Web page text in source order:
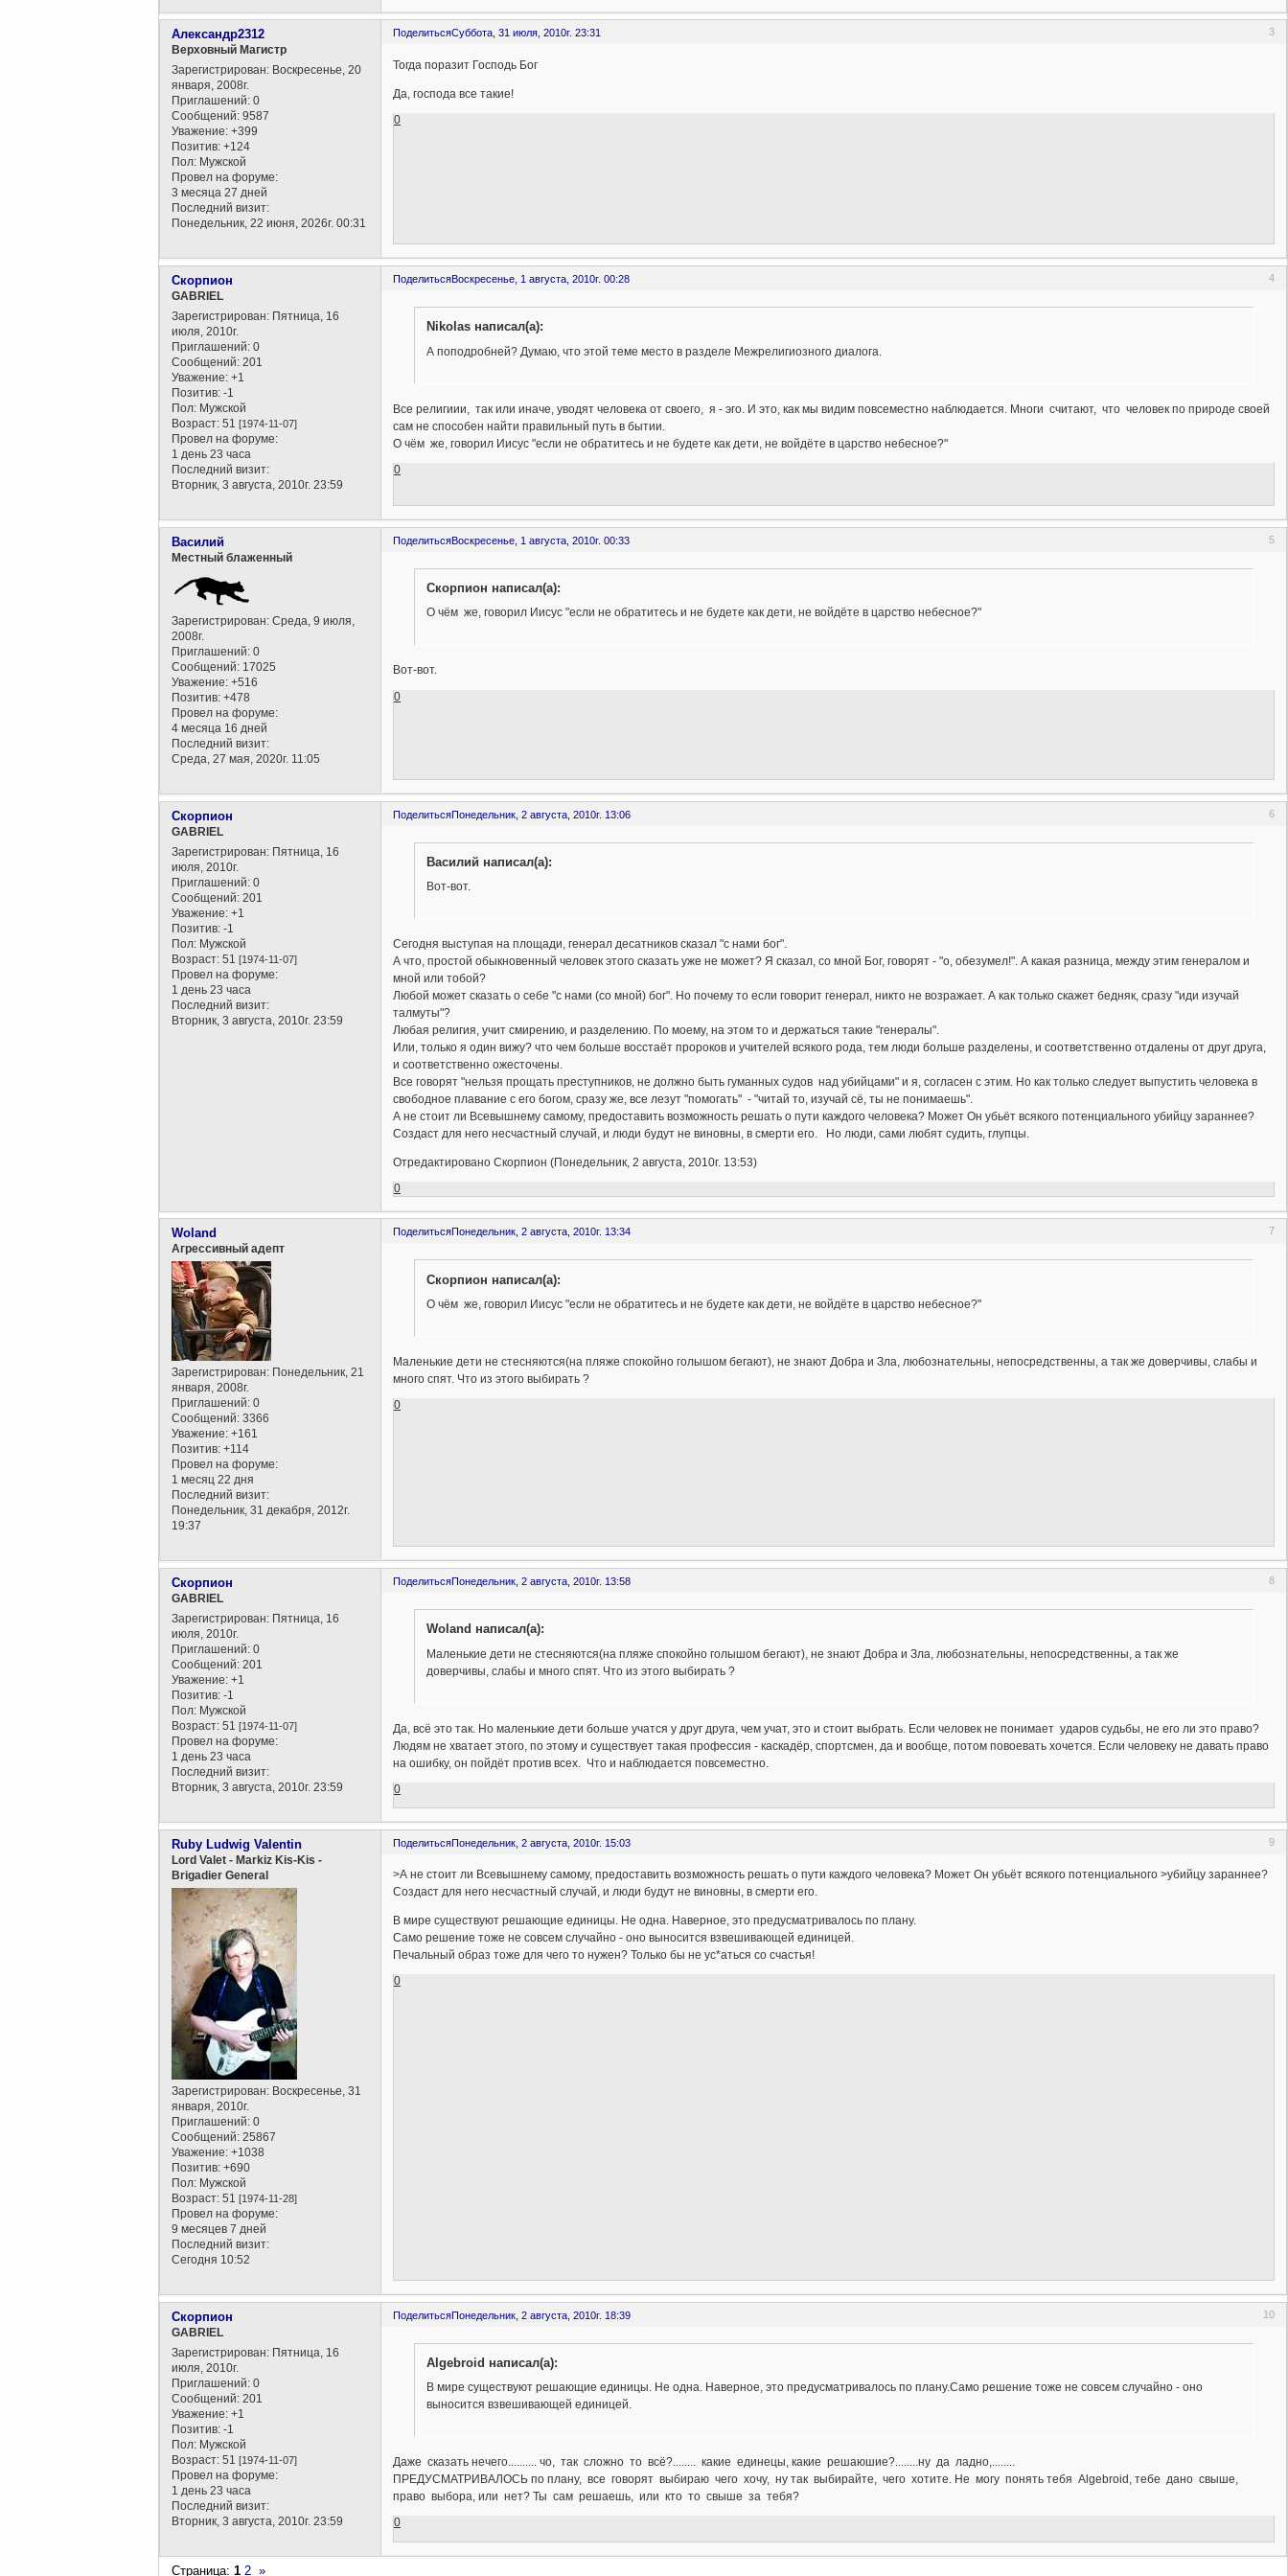
Поделиться 3
Суббота, 31 июля, 2010г. 23:31
Александр2312
Верховный Магистр
Зарегистрирован: Воскресенье, 20
января, 2008г.
Приглашений: 0
Сообщений: 9587
Уважение: +399
Позитив: +124
Пол: Мужской
Провел на форуме:
3 месяца 27 дней
Последний визит:
Понедельник, 22 июня, 2026г. 00:31
Тогда поразит Господь Бог
Да, господа все такие!
0
Поделиться 4
Воскресенье, 1 августа, 2010г. 00:28
Скорпион
GABRIEL
Зарегистрирован: Пятница, 16
июля, 2010г.
Приглашений: 0
Сообщений: 201
Уважение: +1
Позитив: -1
Пол: Мужской
Возраст: 51[1974-11-07]
Провел на форуме:
1 день 23 часа
Последний визит:
Вторник, 3 августа, 2010г. 23:59
Nikolas написал(а):
А поподробней? Думаю, что этой теме место в разделе Межрелигиозного диалога.
Все религиии, так или иначе, уводят человека от своего, я - эго. И это, как мы видим повсеместно наблюдается. Многи считают, что человек по природе своей
сам не способен найти правильный путь в бытии.
О чём же, говорил Иисус "если не обратитесь и не будете как дети, не войдёте в царство небесное?"
0
Поделиться 5
Воскресенье, 1 августа, 2010г. 00:33
Василий
Местный блаженный
Зарегистрирован: Среда, 9 июля,
2008г.
Приглашений: 0
Сообщений: 17025
Уважение: +516
Позитив: +478
Провел на форуме:
4 месяца 16 дней
Последний визит:
Среда, 27 мая, 2020г. 11:05
Скорпион написал(а):
О чём же, говорил Иисус "если не обратитесь и не будете как дети, не войдёте в царство небесное?"
Вот-вот.
0
Поделиться 6
Понедельник, 2 августа, 2010г. 13:06
Скорпион
GABRIEL
Зарегистрирован: Пятница, 16
июля, 2010г.
Приглашений: 0
Сообщений: 201
Уважение: +1
Позитив: -1
Пол: Мужской
Возраст: 51[1974-11-07]
Провел на форуме:
1 день 23 часа
Последний визит:
Вторник, 3 августа, 2010г. 23:59
Василий написал(а):
Вот-вот.
Сегодня выступая на площади, генерал десатников сказал "с нами бог".
А что, простой обыкновенный человек этого сказать уже не может? Я сказал, со мной Бог, говорят - "о, обезумел!". А какая разница, между этим генералом и
мной или тобой?
Любой может сказать о себе "с нами (со мной) бог". Но почему то если говорит генерал, никто не возражает. А как только скажет бедняк, сразу "иди изучай
талмуты"?
Любая религия, учит смирению, и разделению. По моему, на этом то и держаться такие "генералы".
Или, только я один вижу? что чем больше восстаёт пророков и учителей всякого рода, тем люди больше разделены, и соответственно отдалены от друг друга,
и соответственно ожесточены.
Все говорят "нельзя прощать преступников, не должно быть гуманных судов над убийцами" и я, согласен с этим. Но как только следует выпустить человека в
свободное плавание с его богом, сразу же, все лезут "помогать" - "читай то, изучай сё, ты не понимаешь".
А не стоит ли Всевышнему самому, предоставить возможность решать о пути каждого человека? Может Он убьёт всякого потенциального убийцу зараннее?
Создаст для него несчастный случай, и люди будут не виновны, в смерти его. Но люди, сами любят судить, глупцы.
Отредактировано Скорпион (Понедельник, 2 августа, 2010г. 13:53)
0
Поделиться 7
Понедельник, 2 августа, 2010г. 13:34
Woland
Агрессивный адепт
Зарегистрирован: Понедельник, 21
января, 2008г.
Приглашений: 0
Сообщений: 3366
Уважение: +161
Позитив: +114
Провел на форуме:
1 месяц 22 дня
Последний визит:
Понедельник, 31 декабря, 2012г.
19:37
Скорпион написал(а):
О чём же, говорил Иисус "если не обратитесь и не будете как дети, не войдёте в царство небесное?"
Маленькие дети не стесняются(на пляже спокойно голышом бегают), не знают Добра и Зла, любознательны, непосредственны, а так же доверчивы, слабы и
много спят. Что из этого выбирать ?
0
Поделиться 8
Понедельник, 2 августа, 2010г. 13:58
Скорпион
GABRIEL
Зарегистрирован: Пятница, 16
июля, 2010г.
Приглашений: 0
Сообщений: 201
Уважение: +1
Позитив: -1
Пол: Мужской
Возраст: 51[1974-11-07]
Провел на форуме:
1 день 23 часа
Последний визит:
Вторник, 3 августа, 2010г. 23:59
Woland написал(а):
Маленькие дети не стесняются(на пляже спокойно голышом бегают), не знают Добра и Зла, любознательны, непосредственны, а так же
доверчивы, слабы и много спят. Что из этого выбирать ?
Да, всё это так. Но маленькие дети больше учатся у друг друга, чем учат, это и стоит выбрать. Если человек не понимает ударов судьбы, не его ли это право?
Людям не хватает этого, по этому и существует такая профессия - каскадёр, спортсмен, да и вообще, потом повоевать хочется. Если человеку не давать право
на ошибку, он пойдёт против всех. Что и наблюдается повсеместно.
0
Поделиться 9
Понедельник, 2 августа, 2010г. 15:03
Ruby Ludwig Valentin
Lord Valet - Markiz Kis-Kis -
Brigadier General
Зарегистрирован: Воскресенье, 31
января, 2010г.
Приглашений: 0
Сообщений: 25867
Уважение: +1038
Позитив: +690
Пол: Мужской
Возраст: 51[1974-11-28]
Провел на форуме:
9 месяцев 7 дней
Последний визит:
Сегодня 10:52
>А не стоит ли Всевышнему самому, предоставить возможность решать о пути каждого человека? Может Он убьёт всякого потенциального >убийцу зараннее?
Создаст для него несчастный случай, и люди будут не виновны, в смерти его.
В мире существуют решающие единицы. Не одна. Наверное, это предусматривалось по плану.
Само решение тоже не совсем случайно - оно выносится взвешивающей единицей.
Печальный образ тоже для чего то нужен? Только бы не ус*аться со счастья!
0
Поделиться 10
Понедельник, 2 августа, 2010г. 18:39
Скорпион
GABRIEL
Зарегистрирован: Пятница, 16
июля, 2010г.
Приглашений: 0
Сообщений: 201
Уважение: +1
Позитив: -1
Пол: Мужской
Возраст: 51[1974-11-07]
Провел на форуме:
1 день 23 часа
Последний визит:
Вторник, 3 августа, 2010г. 23:59
Algebroid написал(а):
В мире существуют решающие единицы. Не одна. Наверное, это предусматривалось по плану.Само решение тоже не совсем случайно - оно
выносится взвешивающей единицей.
Даже сказать нечего.......... чо, так сложно то всё?........ какие единецы, какие решаюшие?........ну да ладно,........
ПРЕДУСМАТРИВАЛОСЬ по плану, все говорят выбираю чего хочу, ну так выбирайте, чего хотите. Не могу понять тебя Algebroid, тебе дано свыше,
право выбора, или нет? Ты сам решаешь, или кто то свыше за тебя?
0
Страница:1 2 »